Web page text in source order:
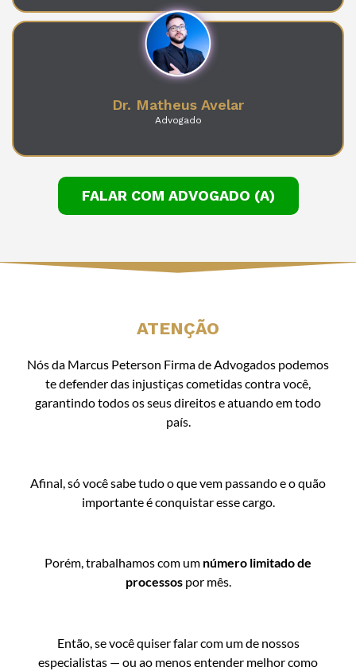
Dr. Matheus Avelar
Advogado
FALAR COM ADVOGADO (A)
ATENÇÃO
Nós da Marcus Peterson Firma de Advogados podemos
te defender das injustiças cometidas contra você,
garantindo todos os seus direitos e atuando em todo
país.
Afinal, só você sabe tudo o que vem passando e o quão
importante é conquistar esse cargo.
Porém, trabalhamos com um número limitado de
processospor mês.
Então, se você quiser falar com um de nossos
especialistas — ou ao menos entender melhor como